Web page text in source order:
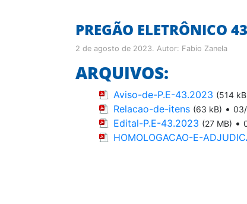
PREGÃO ELETRÔNICO
2 de agosto de 2023. Autor: Fabio Zanela
ARQUIVOS:
Aviso-de-P.E-43.2023 (514
Relacao-de-itens (63 kB) •
Edital-P.E-43.2023 (27 MB) •
HOMOLOGACAO-E-